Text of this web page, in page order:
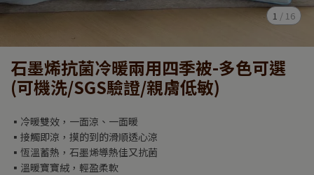
1 / 16
石墨烯抗菌冷暖兩用四季被-多色可選
(可機洗/SGS驗證/親膚低敏)
▪︎冷暖雙效，一面涼、一面暖
▪︎接觸即涼，摸的到的滑順透心涼
▪︎恆溫蓄熱，石墨烯導熱佳又抗菌
▪︎溫暖寶寶絨，輕盈柔軟